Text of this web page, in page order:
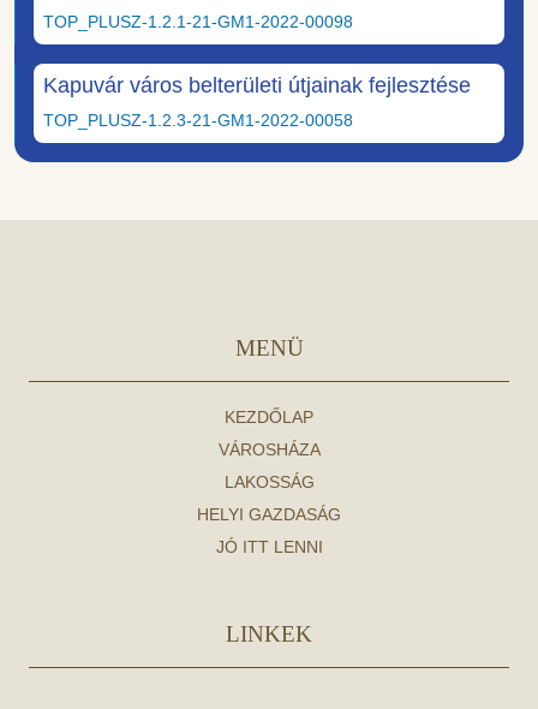
TOP_PLUSZ-1.2.1-21-GM1-2022-00098
Kapuvár város belterületi útjainak fejlesztése
TOP_PLUSZ-1.2.3-21-GM1-2022-00058
MENÜ
KEZDŐLAP
VÁROSHÁZA
LAKOSSÁG
HELYI GAZDASÁG
JÓ ITT LENNI
LINKEK